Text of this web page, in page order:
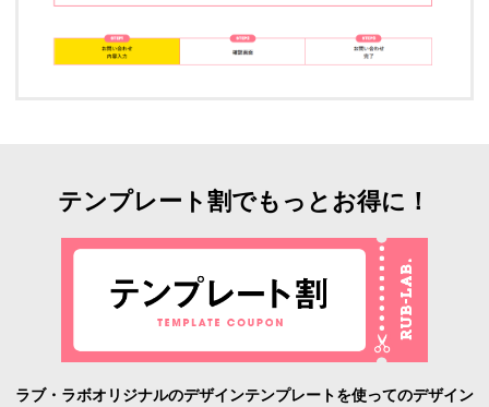
テンプレート割でもっとお得に！
ラブ・ラボオリジナルのデザインテンプレートを使ってのデザイン